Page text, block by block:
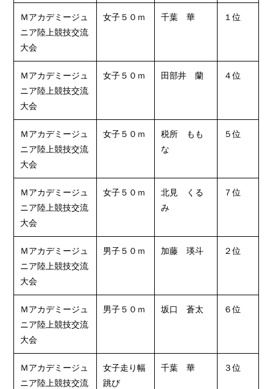
Ｍアカデミージュ
ニア陸上競技交流
大会
女子５０ｍ 千葉 華 １位
Ｍアカデミージュ
ニア陸上競技交流
大会
女子５０ｍ 田部井 蘭 ４位
Ｍアカデミージュ
ニア陸上競技交流
大会
女子５０ｍ
税所 もも
な
５位
Ｍアカデミージュ
ニア陸上競技交流
大会
女子５０ｍ
北見 くる
み
７位
Ｍアカデミージュ
ニア陸上競技交流
大会
男子５０ｍ 加藤 瑛斗 ２位
Ｍアカデミージュ
ニア陸上競技交流
大会
男子５０ｍ 坂口 蒼太 ６位
Ｍアカデミージュ
ニア陸上競技交流
女子走り幅
跳び
千葉 華 ３位